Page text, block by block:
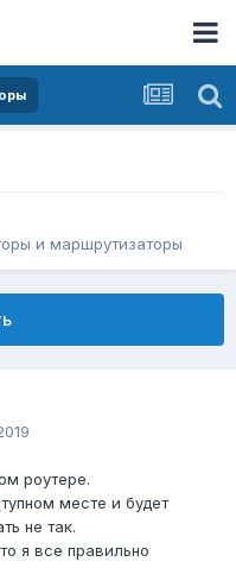
и маршрутизаторы
роутере.
месте и будет
не так.
я все правильно